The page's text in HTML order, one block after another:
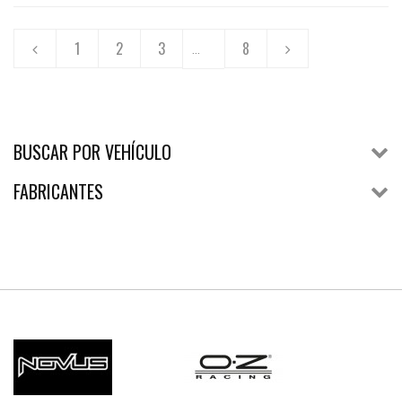
1 2 3 8
BUSCAR POR VEHÍCULO
FABRICANTES